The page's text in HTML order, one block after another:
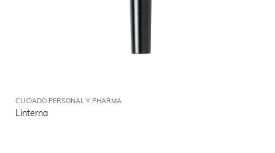
CUIDADO PERSONAL Y PHARMA
Linterna